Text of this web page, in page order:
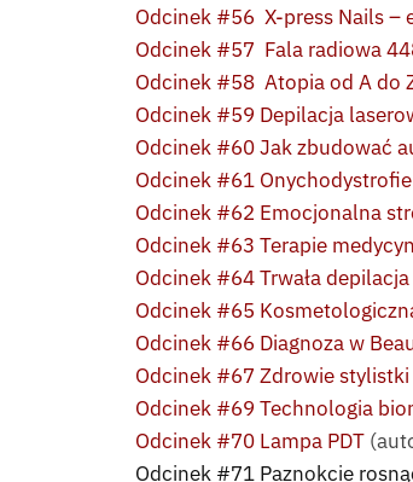
Odcinek #56 X-press Nails –
Odcinek #57 Fala radiowa
Odcinek #58 Atopia od A do
Odcinek #59 Depilacja
Odcinek #60 Jak zbudować
Odcinek #61
Odcinek #62 Emocjonalna
Odcinek #63 Terapie
Odcinek #64 Trwała depilacja
Odcinek #65
Odcinek #66 Diagnoza w
Odcinek #67 Zdrowie
Odcinek #69 Technologia
Odcinek #70 Lampa PDT
Odcinek #71 Paznokcie